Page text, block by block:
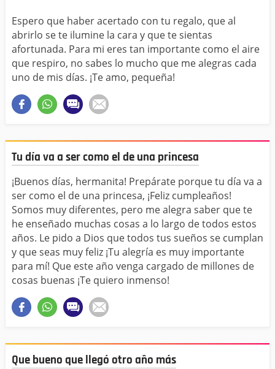
Espero que haber acertado con tu regalo, que al
abrirlo se te ilumine la cara y que te sientas
afortunada. Para mi eres tan importante como el aire
que respiro, no sabes lo mucho que me alegras cada
uno de mis días. ¡Te amo, pequeña!
Tu día va a ser como el de una princesa
¡Buenos días, hermanita! Prepárate porque tu día va a
ser como el de una princesa, ¡Feliz cumpleaños!
Somos muy diferentes, pero me alegra saber que te
he enseñado muchas cosas a lo largo de todos estos
años. Le pido a Dios que todos tus sueños se cumplan
y que seas muy feliz ¡Tu alegría es muy importante
para mí! Que este año venga cargado de millones de
cosas buenas ¡Te quiero inmenso!
Que bueno que llegó otro año más